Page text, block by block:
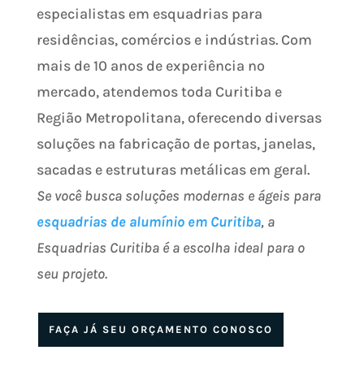
especialistas em esquadrias para
residências, comércios e indústrias. Com
mais de 10 anos de experiência no
mercado, atendemos toda Curitiba e
Região Metropolitana, oferecendo diversas
soluções na fabricação de portas, janelas,
sacadas e estruturas metálicas em geral.
Se você busca soluções modernas e ágeis para
esquadrias de alumínio em Curitiba, a
Esquadrias Curitiba é a escolha ideal para o
seu projeto.
FAÇA JÁ SEU ORÇAMENTO CONOSCO